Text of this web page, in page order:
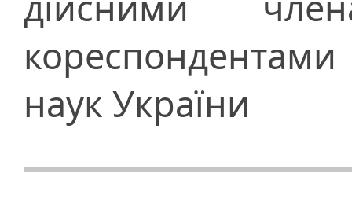
кореспондентами
наук України